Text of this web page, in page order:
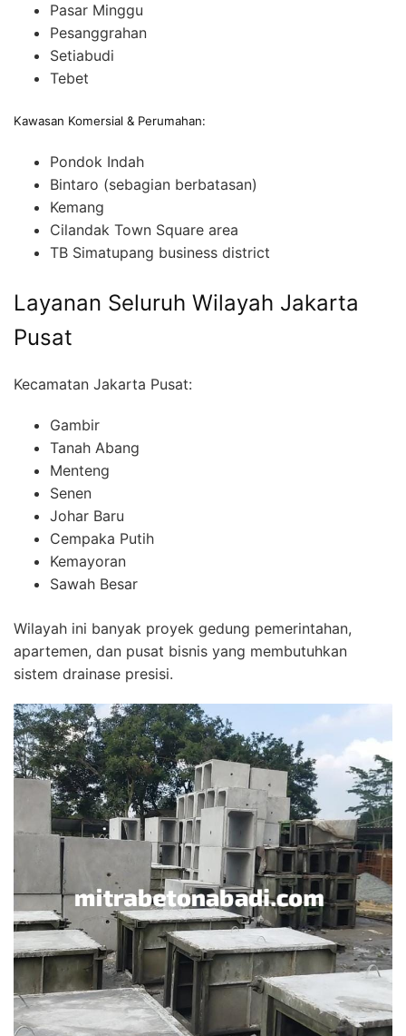
Pasar Minggu
Pesanggrahan
Setiabudi
Tebet
Kawasan Komersial & Perumahan:
Pondok Indah
Bintaro (sebagian berbatasan)
Kemang
Cilandak Town Square area
TB Simatupang business district
Layanan Seluruh Wilayah Jakarta
Pusat
Kecamatan Jakarta Pusat:
Gambir
Tanah Abang
Menteng
Senen
Johar Baru
Cempaka Putih
Kemayoran
Sawah Besar
Wilayah ini banyak proyek gedung pemerintahan,
apartemen, dan pusat bisnis yang membutuhkan
sistem drainase presisi.